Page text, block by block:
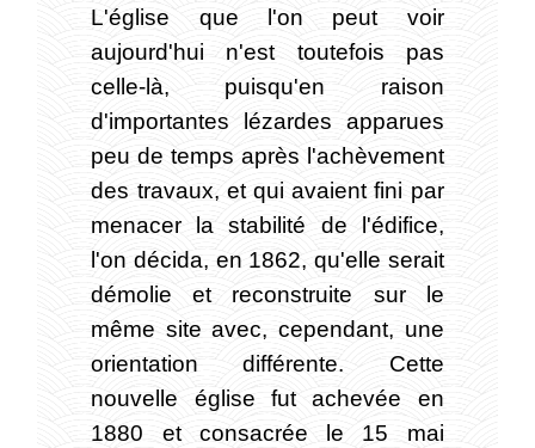
L'église que l'on peut voir
aujourd'hui n'est toutefois pas
celle-là, puisqu'en raison
d'importantes lézardes apparues
peu de temps après l'achèvement
des travaux, et qui avaient fini par
menacer la stabilité de l'édifice,
l'on décida, en 1862, qu'elle serait
démolie et reconstruite sur le
même site avec, cependant, une
orientation différente. Cette
nouvelle église fut achevée en
1880 et consacrée le 15 mai